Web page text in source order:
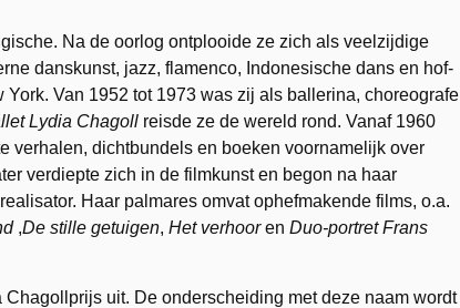
Na de oorlog ontplooide ze zich als veelzijdige
danskunst, jazz, flamenco, Indonesische dans en hof-
Van 1952 tot 1973 was zij als ballerina, choreografe
Lydia Chagoll reisde ze de wereld rond. Vanaf 1960
verhalen, dichtbundels en boeken voornamelijk over
verdiepte zich in de filmkunst en begon na haar
Haar palmares omvat ophefmakende films, o.a.
,De stille getuigen, Het verhooren Duo-portret Frans
uit. De onderscheiding met deze naam wordt